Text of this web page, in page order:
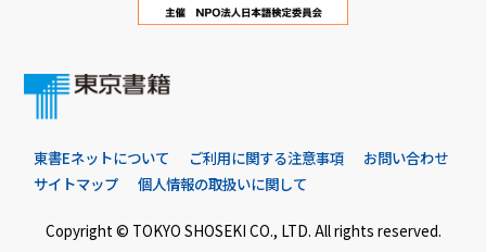
東書Eネットについて ご利用に関する注意事項
お問い合わせ
サイトマップ
個人情報の取扱いに関して
Copyright © TOKYO SHOSEKI CO., LTD. All rights reserved.